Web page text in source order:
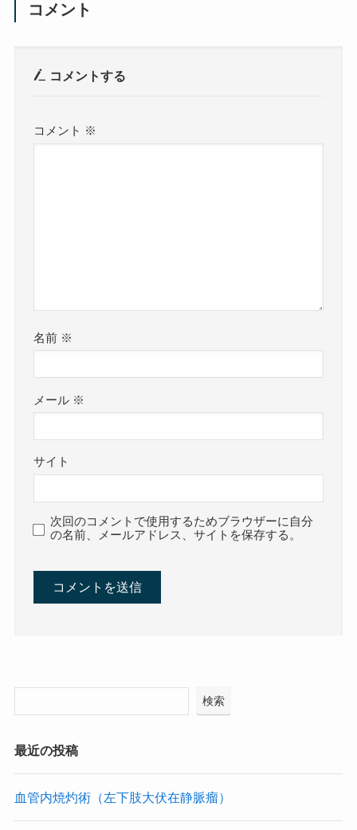
コメント
コメントする
コメント ※
名前 ※
メール ※
サイト
次回のコメントで使用するためブラウザーに自分
の名前、メールアドレス、サイトを保存する。
検索
最近の投稿
血管内焼灼術（左下肢大伏在静脈瘤）